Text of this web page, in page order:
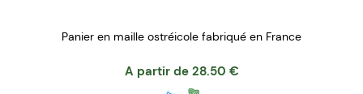
Panier en maille ostréicole fabriqué en France
A partir de 28.50 €